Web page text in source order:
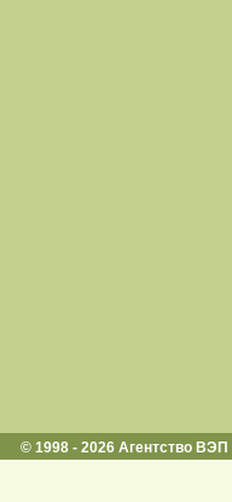
© 1998 - 2026 Агентство ВЭП